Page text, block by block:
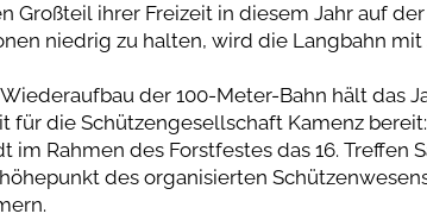
Großteil ihrer Freizeit in diesem Jahr auf
niedrig zu halten, wird die Langbahn
der 100-Meter-Bahn hält das
für die Schützengesellschaft Kamenz
im Rahmen des Forstfestes das 16. Treffen
des organisierten